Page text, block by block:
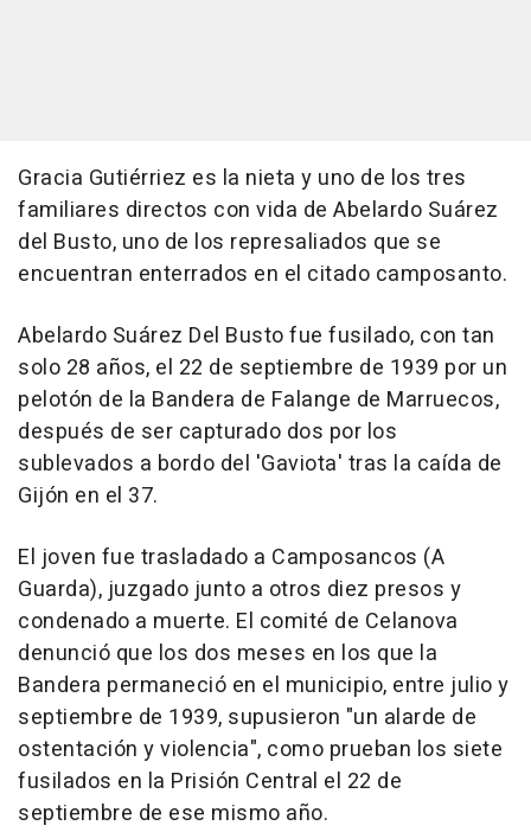
Gracia Gutiérriez es la nieta y uno de los tres
familiares directos con vida de Abelardo Suárez
del Busto, uno de los represaliados que se
encuentran enterrados en el citado camposanto.
Abelardo Suárez Del Busto fue fusilado, con tan
solo 28 años, el 22 de septiembre de 1939 por un
pelotón de la Bandera de Falange de Marruecos,
después de ser capturado dos por los
sublevados a bordo del 'Gaviota' tras la caída de
Gijón en el 37.
El joven fue trasladado a Camposancos (A
Guarda), juzgado junto a otros diez presos y
condenado a muerte. El comité de Celanova
denunció que los dos meses en los que la
Bandera permaneció en el municipio, entre julio y
septiembre de 1939, supusieron "un alarde de
ostentación y violencia", como prueban los siete
fusilados en la Prisión Central el 22 de
septiembre de ese mismo año.